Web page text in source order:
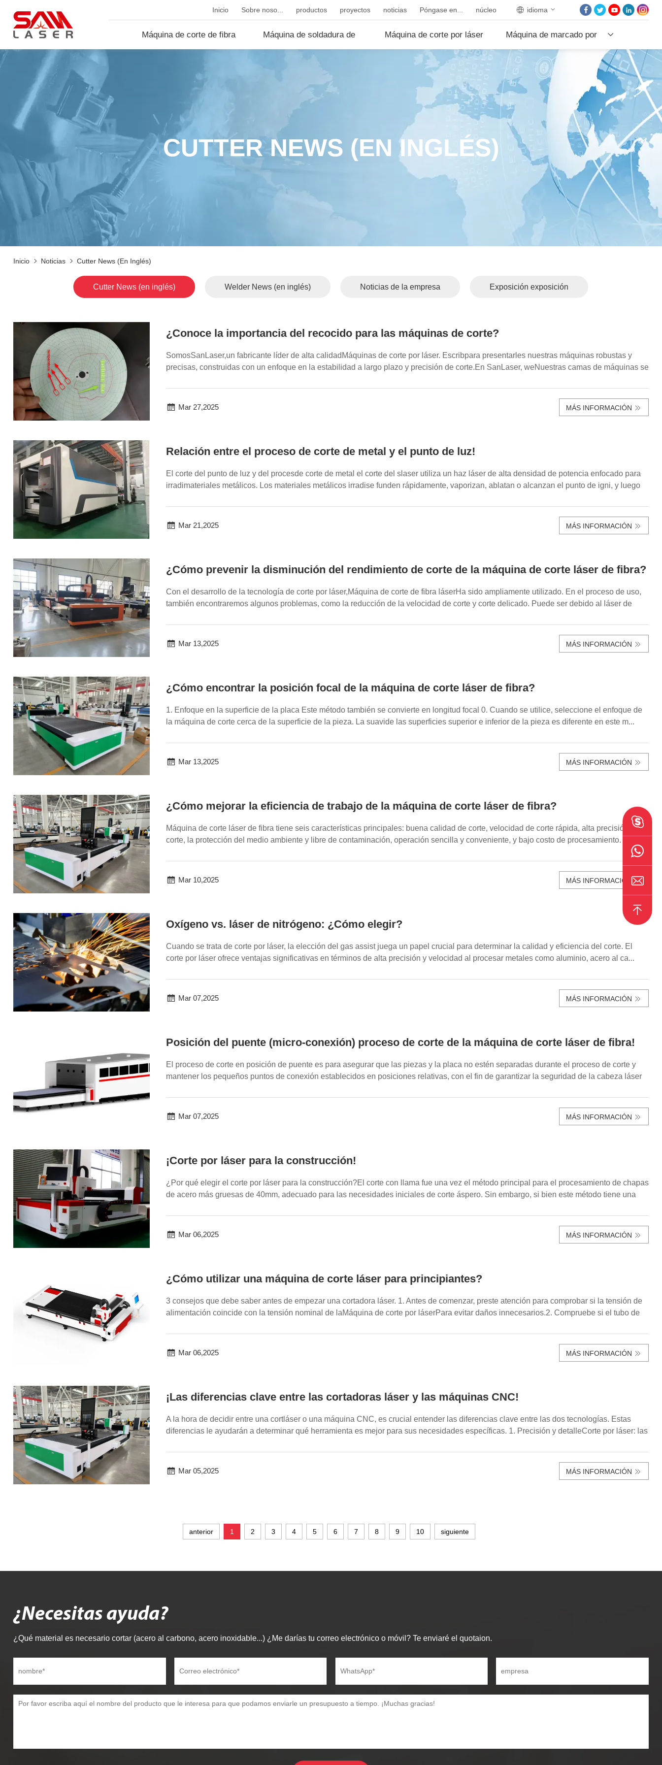
idioma
Inicio Sobre noso... productos proyectos noticias Póngase en... núcleo
Máquina de corte de fibra Máquina de soldadura de Máquina de corte por láser Máquina de marcado por
láser
INICIO
SOBRE NOSOTROS
PRODUCTOS
PROYECTOS
NOTICIAS
PÓNGASE EN
CON NOSOTROS
NÚCLEO
CUTTER NEWS (EN INGLÉS)
Inicio Noticias Cutter News (en Inglés)
Cutter News (en inglés) Welder News (en inglés) Noticias de la empresa Exposición exposición
¿Conoce la importancia del recocido para las máquinas de corte?
SomosSanLaser,un fabricante líder de alta calidadMáquinas de corte por láser. Escribpara presentarles nuestras máquinas robustas y
precisas, construidas con un enfoque en la estabilidad a largo plazo y precisión de corte.En SanLaser, weNuestras camas de máquinas se
Mar 27,2025 MÁS INFORMACIÓN
Relación entre el proceso de corte de metal y el punto de luz!
El corte del punto de luz y del procesde corte de metal el corte del slaser utiliza un haz láser de alta densidad de potencia enfocado para
irradimateriales metálicos. Los materiales metálicos irradise funden rápidamente, vaporizan, ablatan o alcanzan el punto de igni, y luego
Mar 21,2025 MÁS INFORMACIÓN
¿Cómo prevenir la disminución del rendimiento de corte de la máquina de corte láser de fibra?
Con el desarrollo de la tecnología de corte por láser,Máquina de corte de fibra láserHa sido ampliamente utilizado. En el proceso de uso,
también encontraremos algunos problemas, como la reducción de la velocidad de corte y corte delicado. Puede ser debido al láser de
Mar 13,2025 MÁS INFORMACIÓN
¿Cómo encontrar la posición focal de la máquina de corte láser de fibra?
1. Enfoque en la superficie de la placa Este método también se convierte en longitud focal 0. Cuando se utilice, seleccione el enfoque de
la máquina de corte cerca de la superficie de la pieza. La suavide las superficies superior e inferior de la pieza es diferente en este m...
Mar 13,2025 MÁS INFORMACIÓN
¿Cómo mejorar la eficiencia de trabajo de la máquina de corte láser de fibra?
Máquina de corte láser de fibra tiene seis características principales: buena calidad de corte, velocidad de corte rápida, alta precisión de
corte, la protección del medio ambiente y libre de contaminación, operación sencilla y conveniente, y bajo costo de procesamiento. El
Mar 10,2025 MÁS INFORMACIÓN
Oxígeno vs. láser de nitrógeno: ¿Cómo elegir?
Cuando se trata de corte por láser, la elección del gas assist juega un papel crucial para determinar la calidad y eficiencia del corte. El
corte por láser ofrece ventajas significativas en términos de alta precisión y velocidad al procesar metales como aluminio, acero al ca...
Mar 07,2025 MÁS INFORMACIÓN
Posición del puente (micro-conexión) proceso de corte de la máquina de corte láser de fibra!
El proceso de corte en posición de puente es para asegurar que las piezas y la placa no estén separadas durante el proceso de corte y
mantener los pequeños puntos de conexión establecidos en posiciones relativas, con el fin de garantizar la seguridad de la cabeza láser
Mar 07,2025 MÁS INFORMACIÓN
¡Corte por láser para la construcción!
¿Por qué elegir el corte por láser para la construcción?El corte con llama fue una vez el método principal para el procesamiento de chapas
de acero más gruesas de 40mm, adecuado para las necesidades iniciales de corte áspero. Sin embargo, si bien este método tiene una
Mar 06,2025 MÁS INFORMACIÓN
¿Cómo utilizar una máquina de corte láser para principiantes?
3 consejos que debe saber antes de empezar una cortadora láser. 1. Antes de comenzar, preste atención para comprobar si la tensión de
alimentación coincide con la tensión nominal de laMáquina de corte por láserPara evitar daños innecesarios.2. Compruebe si el tubo de
Mar 06,2025 MÁS INFORMACIÓN
¡Las diferencias clave entre las cortadoras láser y las máquinas CNC!
A la hora de decidir entre una cortláser o una máquina CNC, es crucial entender las diferencias clave entre las dos tecnologías. Estas
diferencias le ayudarán a determinar qué herramienta es mejor para sus necesidades específicas. 1. Precisión y detalleCorte por láser: las
Mar 05,2025 MÁS INFORMACIÓN
anterior 1 2 3 4 5 6 7 8 9 10 siguiente
¿Necesitas ayuda?
¿Qué material es necesario cortar (acero al carbono, acero inoxidable...) ¿Me darías tu correo electrónico o móvil? Te enviaré el quotaion.